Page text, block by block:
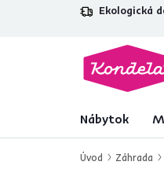
Ekologická
Nábytok
Úvod Záhrada